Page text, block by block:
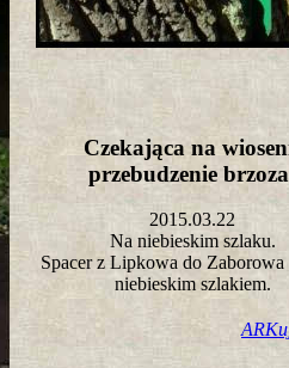
Czekająca na
przebudzenie
2015.03.22
Na niebieskim szlaku.
Spacer z Lipkowa do Zaborowa
niebieskim szlakiem.